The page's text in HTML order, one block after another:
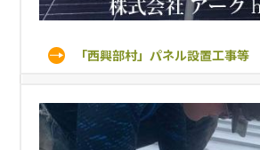
「西興部村」パネル設置工事等